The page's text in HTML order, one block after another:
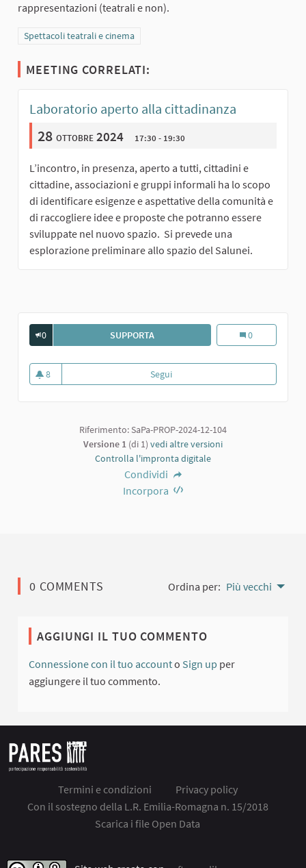
rappresentazioni (teatrali e non).
Filtra i risultati per categoria: Spettacoli teatrali e cinema
Spettacoli teatrali e cinema
MEETING CORRELATI:
Laboratorio aperto alla cittadinanza
28 ottobre 2024 17:30 - 19:30
L’incontro, in presenza, aperto a tutti, cittadini e
cittadine, associazioni e gruppi informali ha lo scopo
di identificare esigenze e aspettative della comunità e
di raccogliere idee e proposte che potranno essere
sviluppate nel nuovo spazio. Si prevede una
esplorazione preliminare allo spazio del Salunei.
0 SUPPORTAUNO SPAZIO PER Uno spazio per
0
8
8 sostenitori
Segui
Riferimento: SaPa-PROP-2024-12-104
Versione 1 (di 1) vedi altre versioni
Controlla l'impronta digitale
Condividi
Incorpora
0 COMMENTS Ordina per: Più vecchi
AGGIUNGI IL TUO COMMENTO
Connessione con il tuo accounto Sign up per
aggiungere il tuo commento.
Termini e condizioni
Privacy policy
Con il sostegno della L.R. Emilia-Romagna n. 15/2018
Scarica i file Open Data